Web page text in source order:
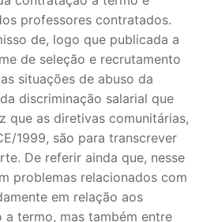
professores contratados.
de, logo que publicada a
de seleção e recrutamento
situações de abuso da
discriminação salarial que
que as diretivas comunitárias,
1999, são para transcrever
De referir ainda que, nesse
problemas relacionados com
em relação aos
termo, mas também entre